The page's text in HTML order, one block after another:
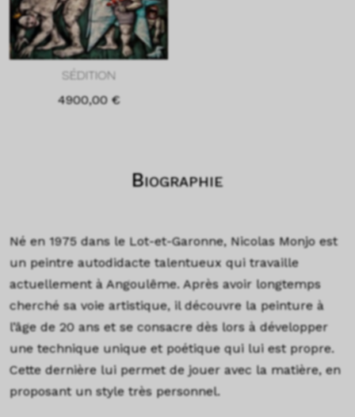
SÉDITION
4900,00 €
Biographie
Né en 1975 dans le Lot-et-Garonne, Nicolas Monjo est
un peintre autodidacte talentueux qui travaille
actuellement à Angoulême. Après avoir longtemps
cherché sa voie artistique, il découvre la peinture à
l’âge de 20 ans et se consacre dès lors à développer
une technique unique et poétique qui lui est propre.
Cette dernière lui permet de jouer avec la matière, en
proposant un style très personnel.